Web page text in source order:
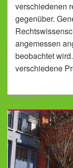
verschiedenen
gegenüber.
angemessen
beobachtet
verschiedene